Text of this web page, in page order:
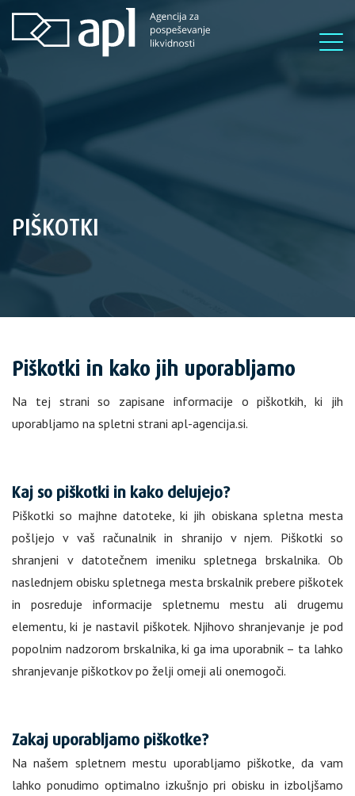
PIŠKOTKI
Piškotki in kako jih uporabljamo
Na tej strani so zapisane informacije o piškotkih, ki jih
uporabljamo na spletni strani apl-agencija.si.
Kaj so piškotki in kako delujejo?
Piškotki so majhne datoteke, ki jih obiskana spletna mesta
pošljejo v vaš računalnik in shranijo v njem. Piškotki so
shranjeni v datotečnem imeniku spletnega brskalnika. Ob
naslednjem obisku spletnega mesta brskalnik prebere piškotek
in posreduje informacije spletnemu mestu ali drugemu
elementu, ki je nastavil piškotek. Njihovo shranjevanje je pod
popolnim nadzorom brskalnika, ki ga ima uporabnik – ta lahko
shranjevanje piškotkov po želji omeji ali onemogoči.
Zakaj uporabljamo piškotke?
Na našem spletnem mestu uporabljamo piškotke, da vam
lahko ponudimo optimalno izkušnjo pri obisku in izboljšamo